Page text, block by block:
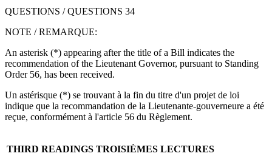
QUESTIONS / QUESTIONS 34
NOTE / REMARQUE:
An asterisk (*) appearing after the title of a Bill indicates the
recommendation of the Lieutenant Governor, pursuant to Standing
Order 56, has been received.
Un astérisque (*) se trouvant à la fin du titre d'un projet de loi
indique que la recommandation de la Lieutenante-gouverneure a été
reçue, conformément à l'article 56 du Règlement.
THIRD READINGS TROISIÈMES LECTURES